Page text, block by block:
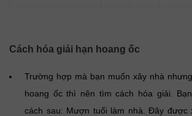
Cách hóa giải hạn hoang ốc
Trường hợp mà bạn muốn xây nhà
hoang ốc thì nên tìm cách hóa giải.
cách sau: Mượn tuổi làm nhà. Đây được